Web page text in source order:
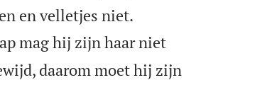
en velletjes niet.
mag hij zijn haar niet
daarom moet hij zijn